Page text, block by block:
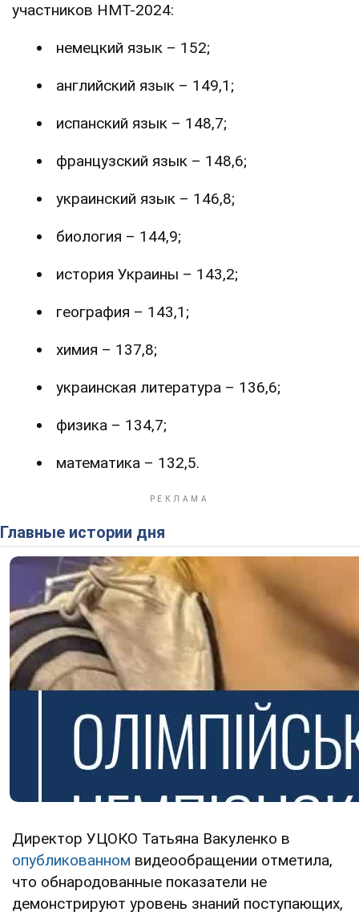
участников НМТ-2024:
немецкий язык – 152;
английский язык – 149,1;
испанский язык – 148,7;
французский язык – 148,6;
украинский язык – 146,8;
биология – 144,9;
история Украины – 143,2;
география – 143,1;
химия – 137,8;
украинская литература – 136,6;
физика – 134,7;
математика – 132,5.
Главные истории дня
Директор УЦОКО Татьяна Вакуленко в
опубликованном видеообращении отметила,
что обнародованные показатели не
демонстрируют уровень знаний поступающих,